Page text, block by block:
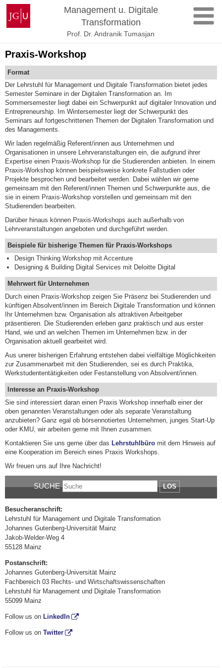
Zum
Inhalt
springen
Johannes
Gutenberg-
Universität
Management u. Digitale
Transformation
Prof. Dr. Andranik Tumasjan
Praxis-Workshop
Format
Der Lehrstuhl für Management und Digitale Transformation bietet jedes
Semester Seminare in der Digitalen Transformation an. Im
Sommersemester liegt dabei ein Schwerpunkt auf digitaler Innovation und
Entrepreneurship. Im Wintersemester liegt der Schwerpunkt des
Seminars auf fortgeschrittenen Themen der Digitalen Transformation und
des Managements.
Wir laden regelmäßig Referent/innen aus Unternehmen und
Organisationen in unsere Lehrveranstaltungen ein, die aufgrund ihrer
Expertise einen Praxis-Workshop für die Studierenden anbieten. In einem
Praxis-Workshop können beispielsweise konkrete Fallstudien oder
Projekte besprochen und bearbeitet werden. Dabei wählen wir gerne
gemeinsam mit den Referent/innen Themen und Schwerpunkte aus, die
sie in einem Praxis-Workshop vorstellen und gemeinsam mit den
Studierenden bearbeiten.
Darüber hinaus können Praxis-Workshops auch außerhalb von
Lehrveranstaltungen angeboten und durchgeführt werden.
Beispiele für bisherige Themen für Praxis-Workshops
Design Thinking Workshop mit Accenture
Designing & Building Digital Services mit Deloitte Digital
Mehrwert für Unternehmen
Durch einen Praxis-Workshop zeigen Sie Präsenz bei Studierenden und
künftigen Absolvent/innen im Bereich Digitale Transformation und können
Ihr Unternehmen bzw. Organisation als attraktiven Arbeitgeber
präsentieren. Die Studierenden erleben ganz praktisch und aus erster
Hand, wie und an welchen Themen im Unternehmen bzw. in der
Organisation aktuell gearbeitet wird.
Aus unerer bisherigen Erfahrung entstehen dabei vielfältige Möglichkeiten
zur Zusammenarbeit mit den Studierenden, sei es durch Praktika,
Werkstudententätigkeiten oder Festanstellung von Absolvent/innen.
Interesse an Praxis-Workshop
Sie sind interessiert daran einen Praxis Workshop innerhalb einer der
oben genannten Veranstaltungen oder als separate Veranstaltung
anzubieten? Ganz egal ob börsennotiertes Unternehmen, junges Start-Up
oder KMU, wir arbeiten gerne mit Ihnen zusammen.
Kontaktieren Sie uns gerne über das Lehrstuhlbüro mit dem Hinweis auf
eine Kooperation im Bereich eines Praxis Workshops.
Wir freuen uns auf Ihre Nachricht!
SUCHE LOS
Besucheranschrift:
Lehrstuhl für Management und Digitale Transformation
Johannes Gutenberg-Universität Mainz
Jakob-Welder-Weg 4
55128 Mainz
Postanschrift:
Johannes Gutenberg-Universität Mainz
Fachbereich 03 Rechts- und Wirtschaftswissenschaften
Lehrstuhl für Management und Digitale Transformation
55099 Mainz
Follow us on LinkedIn
Follow us on Twitter